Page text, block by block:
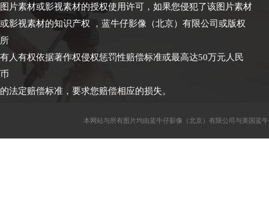
图片素材或影视素材的授权使用许可，如果您侵犯了该图片素材
或影视素材的知识产权 ，蓝牛仔影像（北京）有限公司或版权
所
有人有权依据著作权侵权惩罚性赔偿标准或最高达50万元人民
币
的法定赔偿标准，要求您赔偿相应的损失。
本网站与所有图片均由蓝牛仔影像（北京）有限公司与美国蓝